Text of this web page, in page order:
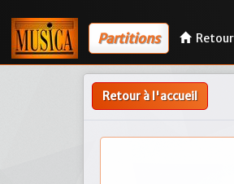
Partitions
Retour à l'accueil